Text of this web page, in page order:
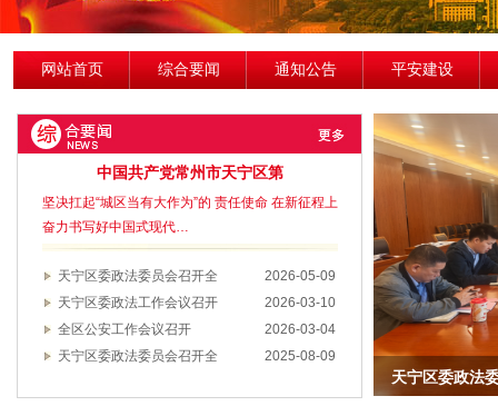
网站首页 综合要闻 通知公告 平安建设
中国共产党常州市天宁区第
坚决扛起“城区当有大作为”的 责任使命 在新征程上
奋力书写好中国式现代…
天宁区委政法委员会召开全
2026-05-09
天宁区委政法工作会议召开
2026-03-10
全区公安工作会议召开
2026-03-04
天宁区委政法委员会召开全
2025-08-09
天宁区委政法